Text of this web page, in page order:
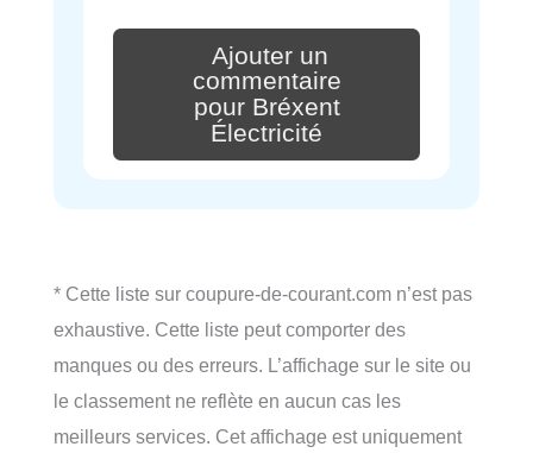
Ajouter un
commentaire
pour Bréxent
Électricité
* Cette liste sur coupure-de-courant.com n’est pas
exhaustive. Cette liste peut comporter des
manques ou des erreurs. L’affichage sur le site ou
le classement ne reflète en aucun cas les
meilleurs services. Cet affichage est uniquement